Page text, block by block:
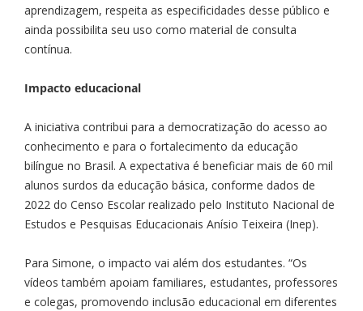
aprendizagem, respeita as especificidades desse público e
ainda possibilita seu uso como material de consulta
contínua.
Impacto educacional
A iniciativa contribui para a democratização do acesso ao
conhecimento e para o fortalecimento da educação
bilíngue no Brasil. A expectativa é beneficiar mais de 60 mil
alunos surdos da educação básica, conforme dados de
2022 do Censo Escolar realizado pelo Instituto Nacional de
Estudos e Pesquisas Educacionais Anísio Teixeira (Inep).
Para Simone, o impacto vai além dos estudantes. “Os
vídeos também apoiam familiares, estudantes, professores
e colegas, promovendo inclusão educacional em diferentes